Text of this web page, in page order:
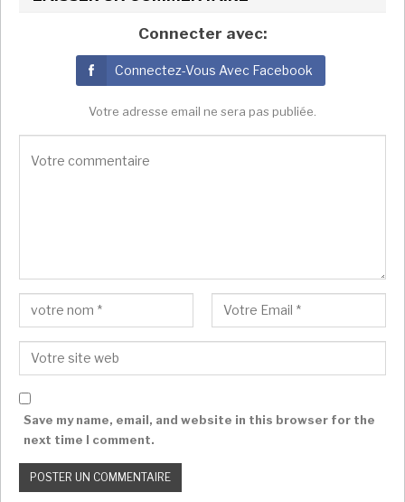
explique la militante tunisienne, Nadia Chaabane.
En terme de nombre et d’occupation du
terrain politique, quasiment un tiers de
dur.
Connecter avec:
Connectez-Vous Avec Facebook
Votre adresse email ne sera pas publiée.
Save my name, email, and website in this browser for the
next time I comment.